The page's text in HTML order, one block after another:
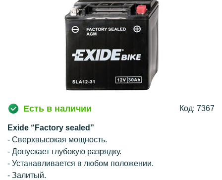
Есть в наличии Код: 7367
Exide “Factory sealed”
- Сверхвысокая мощность.
- Допускает глубокую разрядку.
- Устанавливается в любом положении.
- Залитый.